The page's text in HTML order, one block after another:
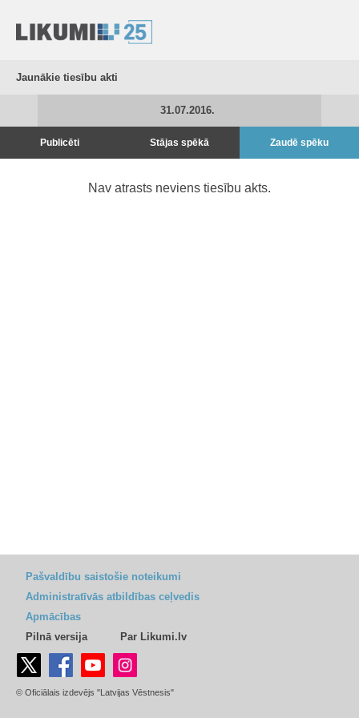
Jaunākie tiesību akti
31.07.2016.
Publicēti Stājas spēkā Zaudē spēku
Nav atrasts neviens tiesību akts.
Pašvaldību saistošie noteikumi
Administratīvās atbildības ceļvedis
Apmācības
Pilnā versija
Par Likumi.lv
© Oficiālais izdevējs "Latvijas Vēstnesis"